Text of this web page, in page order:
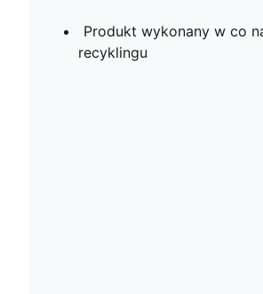
Produkt wykonany w co
recyklingu